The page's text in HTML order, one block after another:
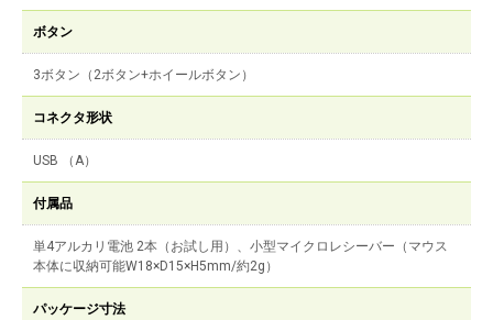
ボタン
3ボタン（2ボタン+ホイールボタン）
コネクタ形状
USB （A）
付属品
単4アルカリ電池 2本（お試し用）、小型マイクロレシーバー（マウス
本体に収納可能W18×D15×H5mm/約2g）
パッケージ寸法